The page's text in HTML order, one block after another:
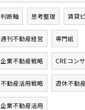
判断軸 思考整理 賃貸
週刊不動産経営 専門紙
企業不動産戦略 CREコン
不動産活用戦略 遊休不動
企業不動産活用